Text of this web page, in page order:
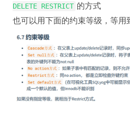
DELETE RESTRICT 的方式
也可以用下面的约束等级，等用